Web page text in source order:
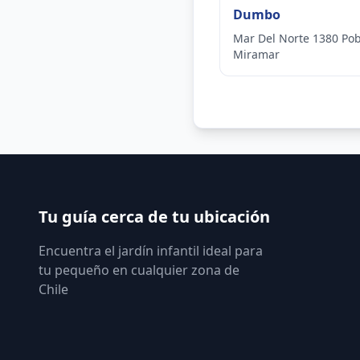
Dumbo
Mar Del Norte 1380
Miramar
Tu guía cerca de tu ubicación
Encuentra el jardín infantil ideal para
tu pequeño en cualquier zona de
Chile